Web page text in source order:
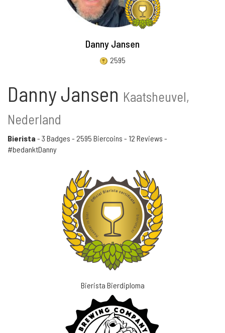
Danny Jansen
2595
Danny Jansen Kaatsheuvel,
Nederland
Bierista - 3 Badges - 2595 Biercoins - 12 Reviews -
#bedanktDanny
Bierista Bierdiploma